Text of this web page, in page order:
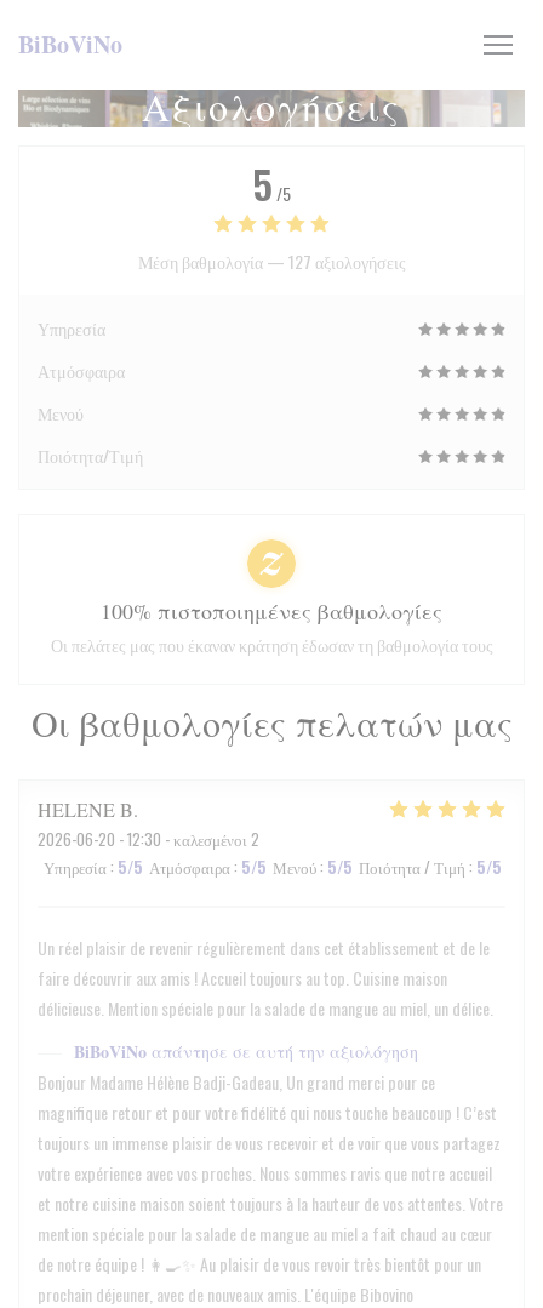
BiBoViNo
Αξιολογήσεις
Οι βαθμολογίες πελατών μας
HELENEB
2026-06-20 - 12:30 - καλεσμένοι 2
Υπηρεσία : 5/5 Ατμόσφαιρα : 5/5 Μενού : 5/5 Ποιότητα / Τιμή : 5/5
Un réel plaisir de revenir régulièrement dans cet établissement et de le
faire découvrir aux amis ! Accueil toujours au top. Cuisine maison
délicieuse. Mention spéciale pour la salade de mangue au miel, un délice.
BiBoViNo απάντησε σε αυτή την αξιολόγηση
Bonjour Madame Hélène Badji-Gadeau, Un grand merci pour ce
magnifique retour et pour votre fidélité qui nous touche beaucoup ! C’est
toujours un immense plaisir de vous recevoir et de voir que vous partagez
votre expérience avec vos proches. Nous sommes ravis que notre accueil
et notre cuisine maison soient toujours à la hauteur de vos attentes. Votre
mention spéciale pour la salade de mangue au miel a fait chaud au cœur
de notre équipe ! 👩‍🍳✨ Au plaisir de vous revoir très bientôt pour un
prochain déjeuner, avec de nouveaux amis. L'équipe Bibovino
5 /5
Μέση βαθμολογία —127 αξιολογήσεις
Υπηρεσία
Ατμόσφαιρα
Μενού
Ποιότητα/Τιμή
100% πιστοποιημένες βαθμολογίες
Οι πελάτες μας που έκαναν κράτηση έδωσαν τη βαθμολογία τους